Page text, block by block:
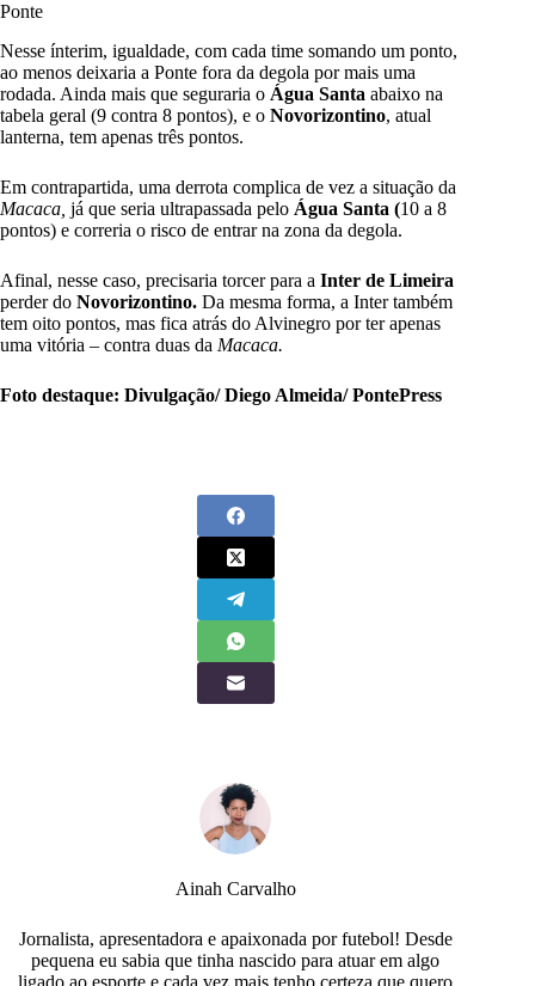
Ponte
Nesse ínterim, igualdade, com cada time somando um ponto,
ao menos deixaria a Ponte fora da degola por mais uma
rodada. Ainda mais que seguraria o Água Santa abaixo na
tabela geral (9 contra 8 pontos), e o Novorizontino, atual
lanterna, tem apenas três pontos.
Em contrapartida, uma derrota complica de vez a situação da
Macaca, já que seria ultrapassada pelo Água Santa (10 a 8
pontos) e correria o risco de entrar na zona da degola.
Afinal, nesse caso, precisaria torcer para a Inter de Limeira
perder do Novorizontino. Da mesma forma, a Inter também
tem oito pontos, mas fica atrás do Alvinegro por ter apenas
uma vitória – contra duas da Macaca.
Foto destaque: Divulgação/ Diego Almeida/ PontePress
Ainah Carvalho
Jornalista, apresentadora e apaixonada por futebol! Desde
pequena eu sabia que tinha nascido para atuar em algo
ligado ao esporte e cada vez mais tenho certeza que quero